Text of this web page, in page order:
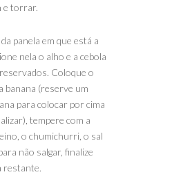
e torrar.
panela em que está a
nela o alho e a cebola
Coloque o
banana (reserve um
para colocar por cima
tempere com a
o chumichurri, o sal
não salgar, finalize
restante.